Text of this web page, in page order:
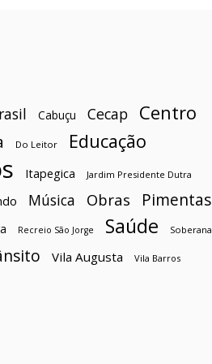
Cabuçu Cecap Centro
Do Leitor Educação
Itapegica Jardim Presidente Dutra
Música Obras Pimentas
Recreio São Jorge Saúde Soberana
Vila Augusta Vila Barros